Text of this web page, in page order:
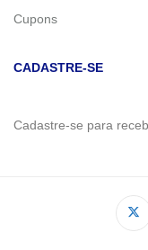
Cupons
CADASTRE-SE
Cadastre-se para